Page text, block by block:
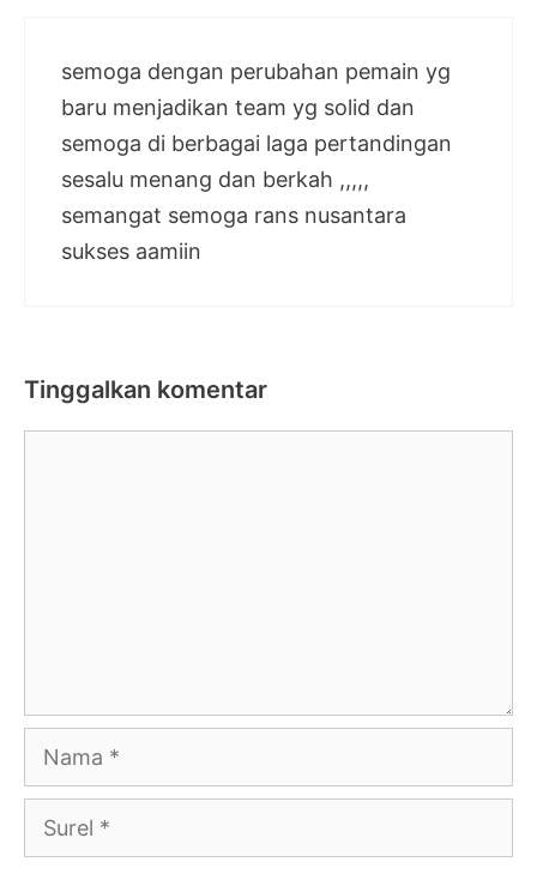
semoga dengan perubahan pemain yg
baru menjadikan team yg solid dan
semoga di berbagai laga pertandingan
sesalu menang dan berkah ,,,,,
semangat semoga rans nusantara
sukses aamiin
Tinggalkan komentar
Nama
Surel